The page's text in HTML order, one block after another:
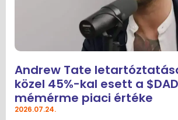
Andrew Tate
közel 45%-kal esett a
mémérme piaci értéke
2026.07.24.